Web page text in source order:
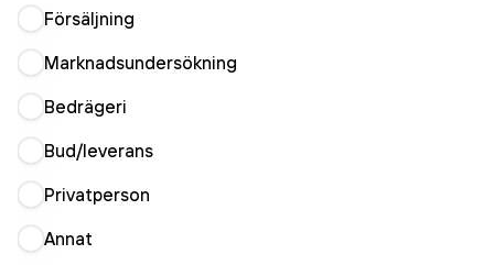
Försäljning
Marknadsundersökning
Bedrägeri
Bud/leverans
Privatperson
Annat